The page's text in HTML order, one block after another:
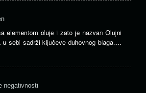
elementom oluje i zato je nazvan Olujni
u sebi sadrži ključeve duhovnog blaga.…
negativnosti